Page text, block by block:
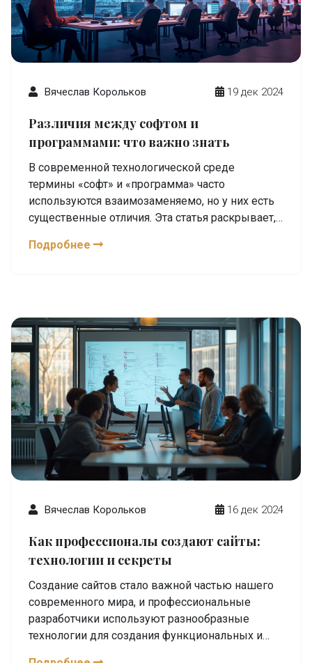
Вячеслав Корольков 19 дек 2024
Различия между софтом и
программами: что важно знать
В современной технологической среде
термины «софт» и «программа» часто
используются взаимозаменяемо, но у них есть
существенные отличия. Эта статья раскрывает,
аспекты делают их уникальными, и что это
основаны многие сферы жизни. Понимание
различий между этими понятиями поможет
создать более эффективные рабочие процессы
и улучшить пользовательский опыт.
Подробнее
Вячеслав Корольков 16 дек 2024
Как профессионалы создают сайты:
технологии и секреты
Создание сайтов стало важной частью нашего
современного мира, и профессиональные
разработчики используют разнообразные
технологии для создания функциональных и